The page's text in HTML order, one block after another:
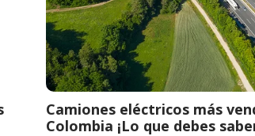
Camiones eléctricos más
Colombia ¡Lo que debes